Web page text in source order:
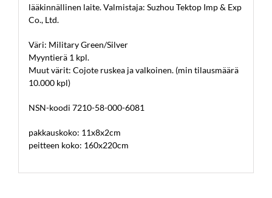
lääkinnällinen laite. Valmistaja: Suzhou Tektop Imp & Exp
Co., Ltd.
Väri: Military Green/Silver
Myyntierä 1 kpl.
Muut värit: Cojote ruskea ja valkoinen. (min tilausmäärä
10.000 kpl)
NSN-koodi 7210-58-000-6081
pakkauskoko: 11x8x2cm
peitteen koko: 160x220cm